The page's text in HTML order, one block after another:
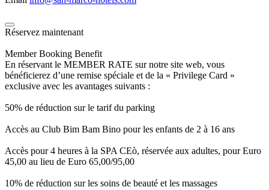
Réservez maintenant
Member Booking Benefit
En réservant le MEMBER RATE sur notre site web, vous
bénéficierez d’une remise spéciale et de la « Privilege Card »
exclusive avec les avantages suivants :
50% de réduction sur le tarif du parking
Accès au Club Bim Bam Bino pour les enfants de 2 à 16 ans
Accès pour 4 heures à la SPA CEò, réservée aux adultes, pour Euro
45,00 au lieu de Euro 65,00/95,00
10% de réduction sur les soins de beauté et les massages